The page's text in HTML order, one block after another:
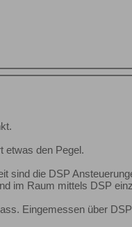
etwas den Pegel.
sind die DSP
im Raum mittels DSP
Eingemessen über